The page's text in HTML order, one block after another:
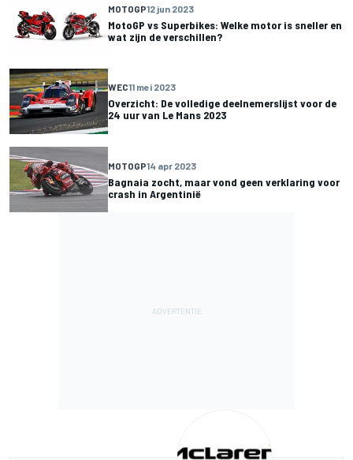
MOTOGP12 jun 2023
MotoGP vs Superbikes: Welke motor is sneller en
wat zijn de verschillen?
WEC11 mei 2023
Overzicht: De volledige deelnemerslijst voor de
24 uur van Le Mans 2023
MOTOGP14 apr 2023
Bagnaia zocht, maar vond geen verklaring voor
crash in Argentinië